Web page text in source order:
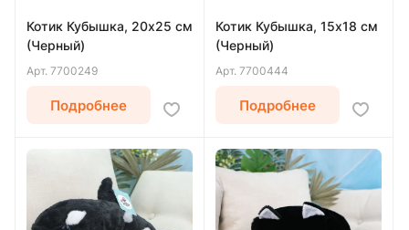
Котик Кубышка, 20х25 см
(Черный)
Арт. 7700249
Подробнее
Котик Кубышка, 15х18 см
(Черный)
Арт. 7700444
Подробнее